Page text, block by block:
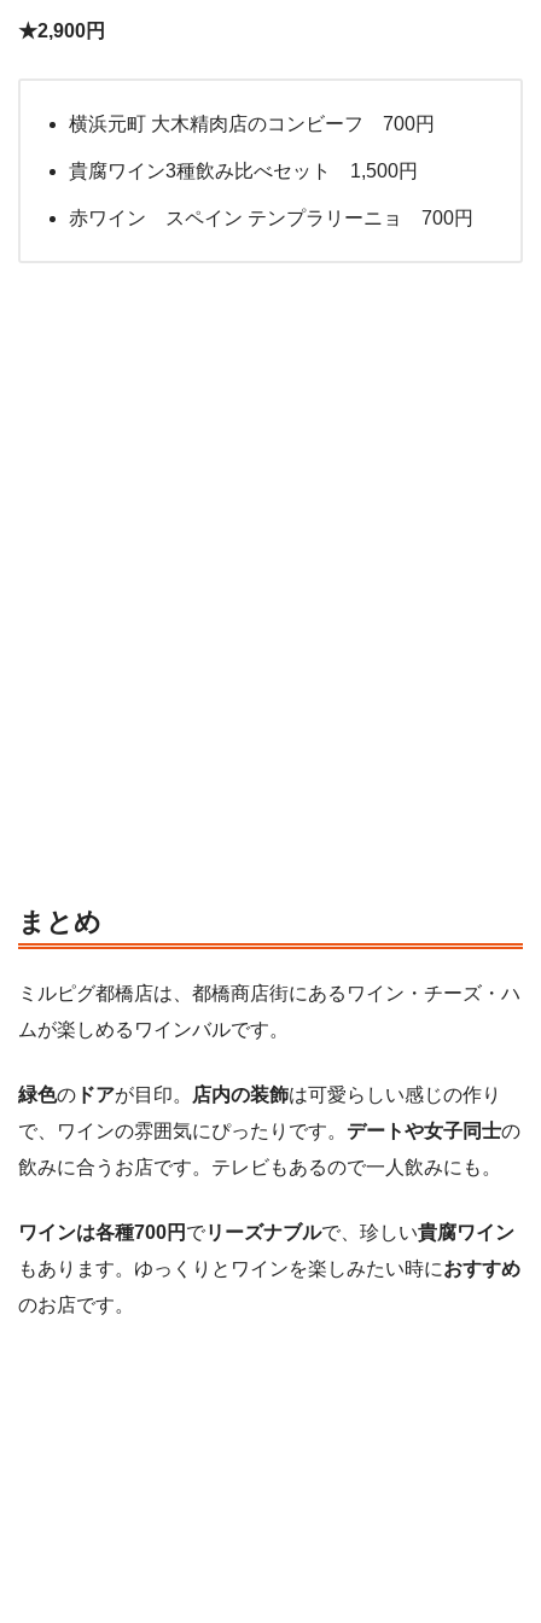
★2,900円
横浜元町 大木精肉店のコンビーフ 700円
貴腐ワイン3種飲み比べセット 1,500円
赤ワイン スペイン テンプラリーニョ 700円
まとめ
ミルピグ都橋店は、都橋商店街にあるワイン・チーズ・ハ
ムが楽しめるワインバルです。
緑色の ドアが目印。 店内の装飾は可愛らしい感じの作り
で、ワインの雰囲気にぴったりです。 デートや女子同士の
飲みに合うお店です。テレビもあるので一人飲みにも。
ワインは各種700円 でリーズナブルで、珍しい貴腐ワイン
もあります。ゆっくりとワインを楽しみたい時におすすめ
のお店です。